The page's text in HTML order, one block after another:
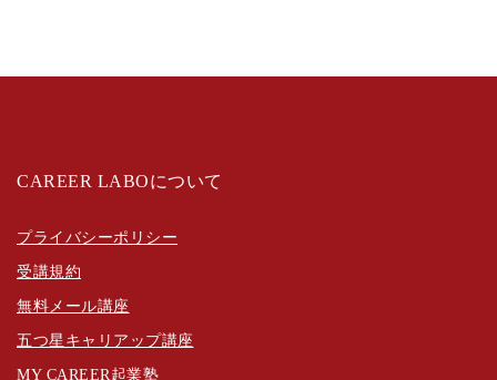
CAREER LABOについて
プライバシーポリシー
受講規約
無料メール講座
五つ星キャリアップ講座
MY CAREER起業塾